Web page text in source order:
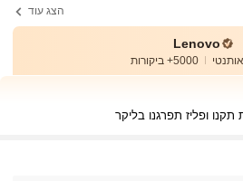
הצג עוד
Lenovo
5000+ ביקורות
ופליז תפרגנו בליקר